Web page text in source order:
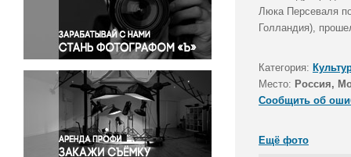
Правосудие
Происшествия и конфликты
Религия
Светская жизнь
Спорт
Экология
Экономика и бизнес
Люка Персеваля
Голландия),
Категория:
Место: Россия,
Сообщить об
Ещё фото